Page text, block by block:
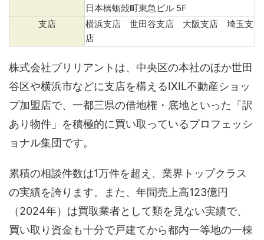
日本橋蛎殻町東急ビル 5F
支店
横浜支店 世田谷支店 大阪支店 埼玉支
店
株式会社ブリリアントは、中央区の本社のほか世田
谷区や横浜市などに支店を構えるIXIL不動産ショッ
プ加盟店で、一都三県の借地権・底地といった「訳
あり物件」を積極的に買い取っているプロフェッシ
ョナル集団です。
累積の相談件数は1万件を超え、業界トップクラス
の実績を誇ります。また、年間売上高123億円
（2024年）は買取業者として類を見ない実績で、
買い取り資金も十分で戸建てから都内一等地の一棟